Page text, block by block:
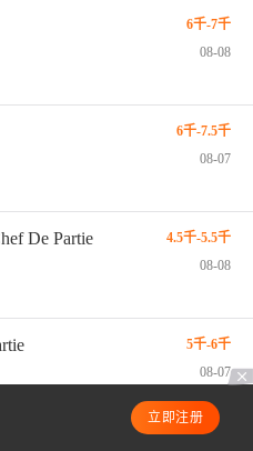
6千-7千
08-08
6千-7.5千
08-07
De Partie
4.5千-5.5千
08-08
5千-6千
08-07
立即注册